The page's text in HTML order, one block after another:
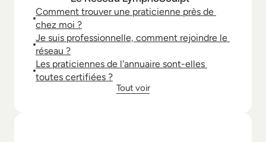
Comment trouver une praticienne près de
chez moi ?
Je suis professionnelle, comment rejoindre le
réseau ?
Les praticiennes de l'annuaire sont-elles
toutes certifiées ?
Tout voir